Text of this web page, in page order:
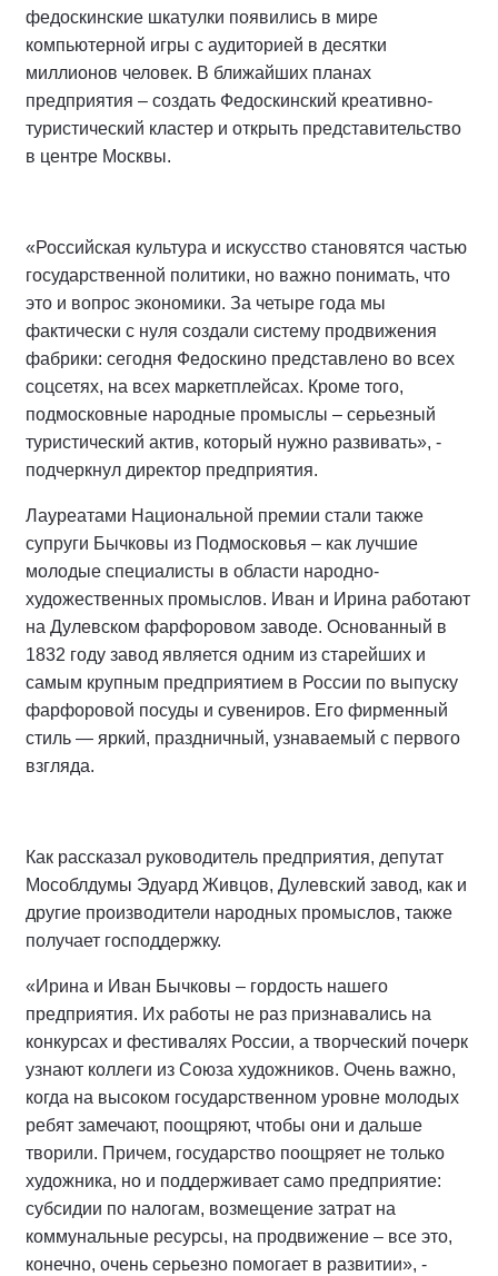
федоскинские шкатулки появились в мире
компьютерной игры с аудиторией в десятки
миллионов человек. В ближайших планах
предприятия – создать Федоскинский креативно-
туристический кластер и открыть представительство
в центре Москвы.
«Российская культура и искусство становятся частью
государственной политики, но важно понимать, что
это и вопрос экономики. За четыре года мы
фактически с нуля создали систему продвижения
фабрики: сегодня Федоскино представлено во всех
соцсетях, на всех маркетплейсах. Кроме того,
подмосковные народные промыслы – серьезный
туристический актив, который нужно развивать», -
подчеркнул директор предприятия.
Лауреатами Национальной премии стали также
супруги Бычковы из Подмосковья – как лучшие
молодые специалисты в области народно-
художественных промыслов. Иван и Ирина работают
на Дулевском фарфоровом заводе. Основанный в
1832 году завод является одним из старейших и
самым крупным предприятием в России по выпуску
фарфоровой посуды и сувениров. Его фирменный
стиль — яркий, праздничный, узнаваемый с первого
взгляда.
Как рассказал руководитель предприятия, депутат
Мособлдумы Эдуард Живцов, Дулевский завод, как и
другие производители народных промыслов, также
получает господдержку.
«Ирина и Иван Бычковы – гордость нашего
предприятия. Их работы не раз признавались на
конкурсах и фестивалях России, а творческий почерк
узнают коллеги из Союза художников. Очень важно,
когда на высоком государственном уровне молодых
ребят замечают, поощряют, чтобы они и дальше
творили. Причем, государство поощряет не только
художника, но и поддерживает само предприятие:
субсидии по налогам, возмещение затрат на
коммунальные ресурсы, на продвижение – все это,
конечно, очень серьезно помогает в развитии», -